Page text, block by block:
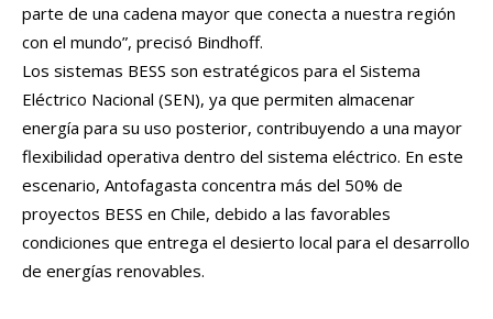
parte de una cadena mayor que conecta a nuestra región
con el mundo”, precisó Bindhoff.
Los sistemas BESS son estratégicos para el Sistema
Eléctrico Nacional (SEN), ya que permiten almacenar
energía para su uso posterior, contribuyendo a una mayor
flexibilidad operativa dentro del sistema eléctrico. En este
escenario, Antofagasta concentra más del 50% de
proyectos BESS en Chile, debido a las favorables
condiciones que entrega el desierto local para el desarrollo
de energías renovables.